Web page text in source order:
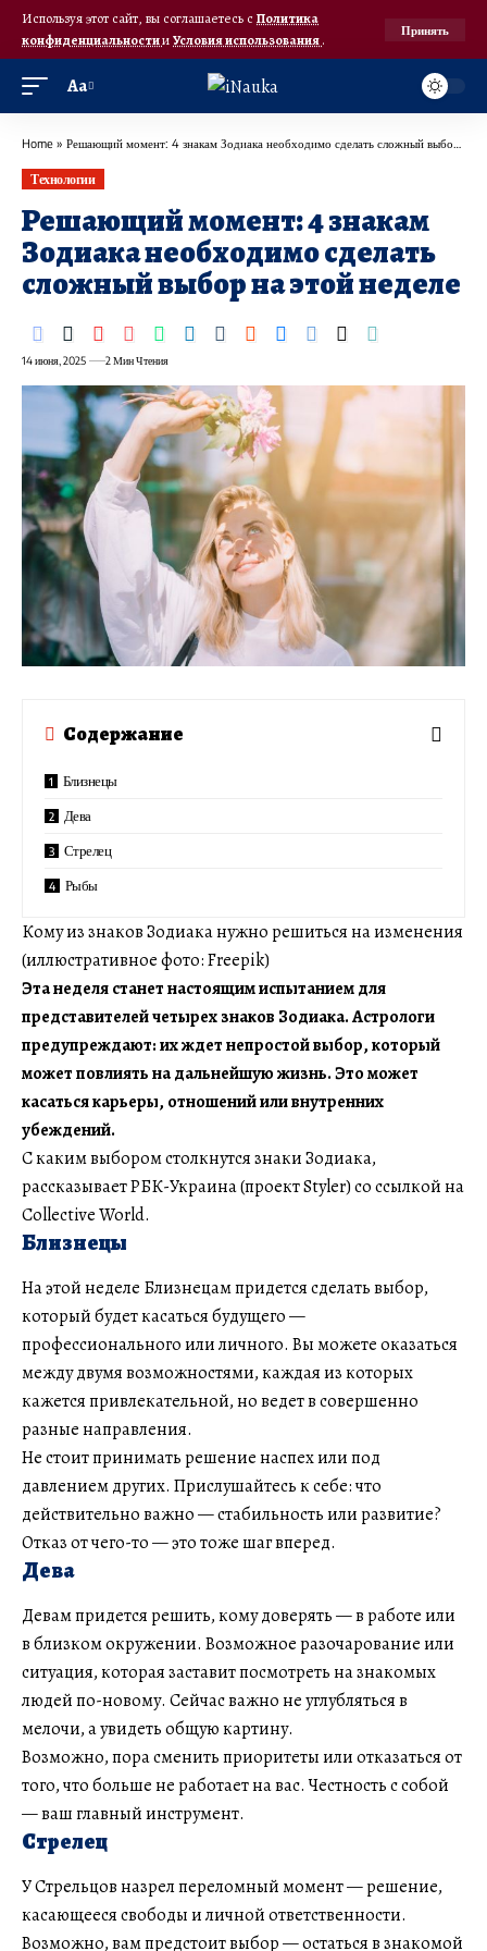
Используя этот сайт, вы соглашаетесь с Политика
конфиденциальностииУсловия использования.
Принять
Аа
Home » Решающий момент: 4 знакам Зодиака необходимо сделать сложный выбор на этой неделе
Технологии
Решающий момент: 4 знакам
Зодиака необходимо сделать
сложный выбор на этой неделе
14 июня, 2025 2 Мин Чтения
Содержание
Близнецы
Дева
Стрелец
Рыбы
Кому из знаков Зодиака нужно решиться на изменения
(иллюстративное фото: Freepik)
Эта неделя станет настоящим испытанием для
представителей четырех знаков Зодиака. Астрологи
предупреждают: их ждет непростой выбор, который
может повлиять на дальнейшую жизнь. Это может
касаться карьеры, отношений или внутренних
убеждений.
С каким выбором столкнутся знаки Зодиака,
рассказывает РБК-Украина (проект Styler) со ссылкой на
Collective World.
Близнецы
На этой неделе Близнецам придется сделать выбор,
который будет касаться будущего —
профессионального или личного. Вы можете оказаться
между двумя возможностями, каждая из которых
кажется привлекательной, но ведет в совершенно
разные направления.
Не стоит принимать решение наспех или под
давлением других. Прислушайтесь к себе: что
действительно важно — стабильность или развитие?
Отказ от чего-то — это тоже шаг вперед.
Дева
Девам придется решить, кому доверять — в работе или
в близком окружении. Возможное разочарование или
ситуация, которая заставит посмотреть на знакомых
людей по-новому. Сейчас важно не углубляться в
мелочи, а увидеть общую картину.
Возможно, пора сменить приоритеты или отказаться от
того, что больше не работает на вас. Честность с собой
— ваш главный инструмент.
Стрелец
У Стрельцов назрел переломный момент — решение,
касающееся свободы и личной ответственности.
Возможно, вам предстоит выбор — остаться в знакомой